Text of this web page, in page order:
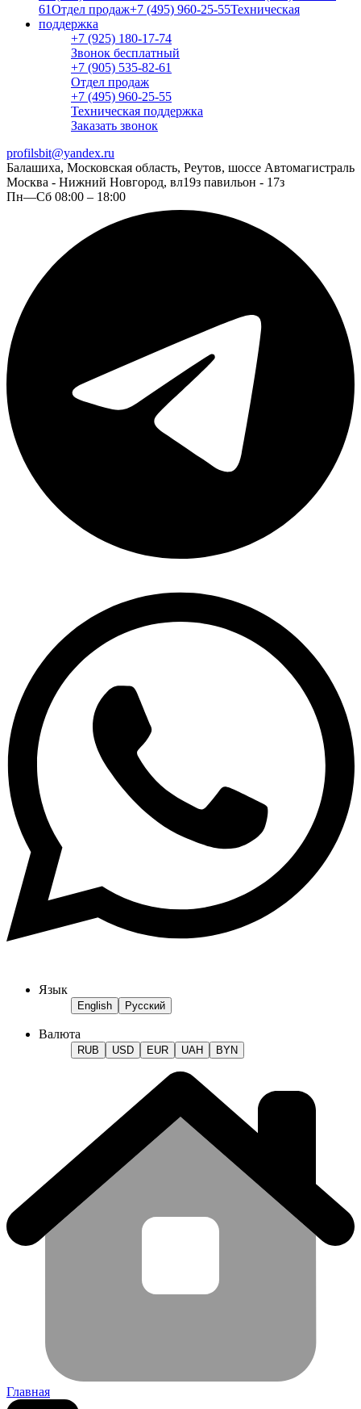
61Отдел продаж+7 (495) 960-25-55Техническая
поддержка
+7 (925) 180-17-74
Звонок бесплатный
+7 (905) 535-82-61
Отдел продаж
+7 (495) 960-25-55
Техническая поддержка
Заказать звонок
profilsbit@yandex.ru
Балашиха, Московская область, Реутов, шоссе Автомагистраль
Москва - Нижний Новгород, вл19з павильон - 17з
Пн—Сб 08:00 – 18:00
Язык
English Русский
Валюта
RUB USD EUR UAH BYN
Главная